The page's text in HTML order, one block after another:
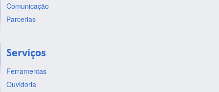
Comunicação
Parcerias
Serviços
Ferramentas
Ouvidoria